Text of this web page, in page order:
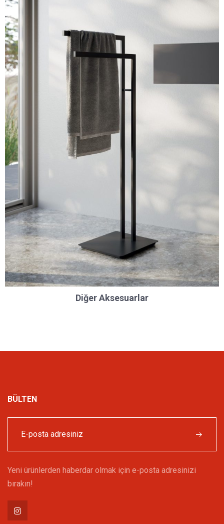
Diğer Aksesuarlar
BÜLTEN
Yeni ürünlerden haberdar olmak için e-posta adresinizi
bırakın!